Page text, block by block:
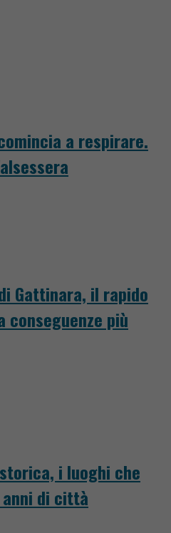
a respirare.
Gattinara, il rapido
più
i luoghi che
di città